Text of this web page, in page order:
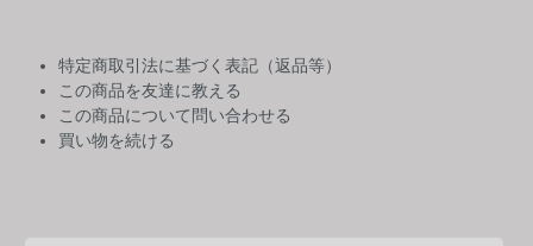
特定商取引法に基づく表記（返品等）
この商品を友達に教える
この商品について問い合わせる
買い物を続ける